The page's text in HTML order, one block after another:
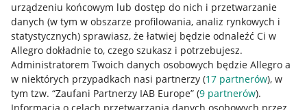
urządzeniu końcowym lub dostęp do nich i przetwarzanie
danych (w tym w obszarze profilowania, analiz rynkowych i
statystycznych) sprawiasz, że łatwiej będzie odnaleźć Ci w
Allegro dokładnie to, czego szukasz i potrzebujesz.
Administratorem Twoich danych osobowych będzie Allegro a
w niektórych przypadkach nasi partnerzy (17 partnerów), w
tym tzw. “Zaufani Partnerzy IAB Europe” (9 partnerów).